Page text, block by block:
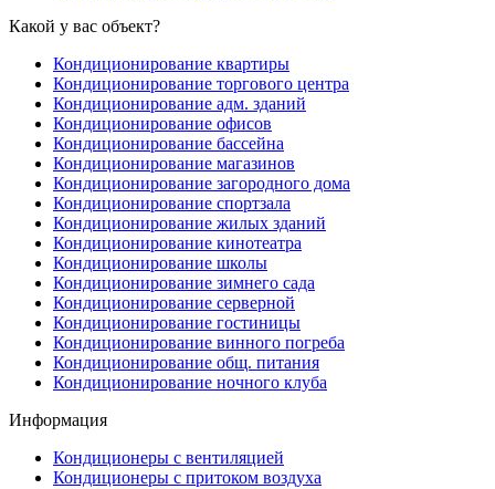
Какой у вас объект?
Кондиционирование квартиры
Кондиционирование торгового центра
Кондиционирование адм. зданий
Кондиционирование офисов
Кондиционирование бассейна
Кондиционирование магазинов
Кондиционирование загородного дома
Кондиционирование спортзала
Кондиционирование жилых зданий
Кондиционирование кинотеатра
Кондиционирование школы
Кондиционирование зимнего сада
Кондиционирование серверной
Кондиционирование гостиницы
Кондиционирование винного погреба
Кондиционирование общ. питания
Кондиционирование ночного клуба
Информация
Кондиционеры с вентиляцией
Кондиционеры с притоком воздуха